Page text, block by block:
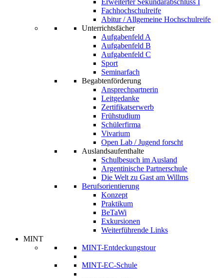
Erweiterter Sekundarabschluss I
Fachhochschulreife
Abitur / Allgemeine Hochschulreife
Unterrichtsfächer
Aufgabenfeld A
Aufgabenfeld B
Aufgabenfeld C
Sport
Seminarfach
Begabtenförderung
Ansprechpartnerin
Leitgedanke
Zertifikatserwerb
Frühstudium
Schülerfirma
Vivarium
Open Lab / Jugend forscht
Auslandsaufenthalte
Schulbesuch im Ausland
Argentinische Partnerschule
Die Welt zu Gast am Willms
Berufsorientierung
Konzept
Praktikum
BeTaWi
Exkursionen
Weiterführende Links
MINT
MINT-Entdeckungstour
MINT-EC-Schule